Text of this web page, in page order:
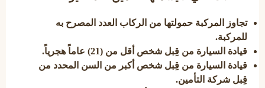
تجاوز المركبة حمولتها من الركاب العدد المصرح به
للمركبة.
قيادة السيارة من قِبل شخص أقل من (21) عاماً هجرياً.
قيادة السيارة من قِبل شخص أكبر من السن المحدد من
قِبل شركة التأمين.